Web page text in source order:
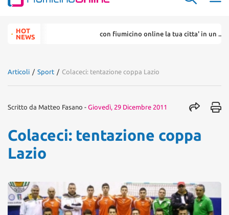
Search
for:HOT
NEWS
con fiumicino online la tua citta' in un ...
Articoli / Sport / Colaceci: tentazione coppa Lazio
Scritto da Matteo Fasano - Giovedì, 29 Dicembre 2011
Colaceci: tentazione coppa
Lazio